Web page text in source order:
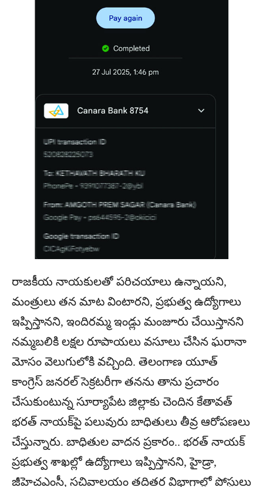
రాజకీయ నాయకులతో పరిచయాలు ఉన్నాయని,
మంత్రులు తన మాట వింటారని, ప్రభుత్వ ఉద్యోగాలు
ఇప్పిస్తానని, ఇందిరమ్మ ఇండ్లు మంజూరు చేయిస్తానని
నమ్మబలికి లక్షల రూపాయలు వసూలు చేసిన ఘరానా
మోసం వెలుగులోకి వచ్చింది. తెలంగాణ యూత్
కాంగ్రెస్ జనరల్ సెక్రటరీగా తనను తాను ప్రచారం
చేసుకుంటున్న సూర్యాపేట జిల్లాకు చెందిన కేతావత్
భరత్ నాయక్‌పై పలువురు బాధితులు తీవ్ర ఆరోపణలు
చేస్తున్నారు. బాధితుల వాదన ప్రకారం.. భరత్ నాయక్
ప్రభుత్వ శాఖల్లో ఉద్యోగాలు ఇప్పిస్తానని, హైడ్రా,
జీహెచఎంసీ, సచివాలయం తదితర విభాగాల్లో పోస్టులు